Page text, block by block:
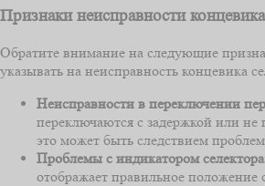
Признаки неисправности концевика
Обратите внимание на следующие
указывать на неисправность концевика
Неисправности в переключении
переключаются с задержкой или не
это может быть следствием
Проблемы с индикатором
отображает правильное положение